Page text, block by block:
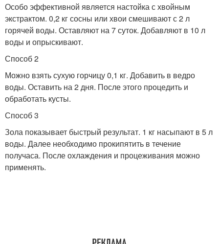
Особо эффективной является настойка с хвойным
экстрактом. 0,2 кг сосны или хвои смешивают с 2 л
горячей воды. Оставляют на 7 суток. Добавляют в 10 л
воды и опрыскивают.
Способ 2
Можно взять сухую горчицу 0,1 кг. Добавить в ведро
воды. Оставить на 2 дня. После этого процедить и
обработать кусты.
Способ 3
Зола показывает быстрый результат. 1 кг насыпают в 5 л
воды. Далее необходимо прокипятить в течение
получаса. После охлаждения и процеживания можно
применять.